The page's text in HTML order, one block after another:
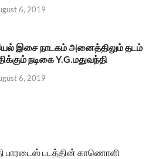
6, 2019
இசை நாடகம் அனைத்திலும் தடம்
நடிகை Y.G.மதுவந்தி
6, 2019
பாரடைஸ் படத்தின் காணொளி